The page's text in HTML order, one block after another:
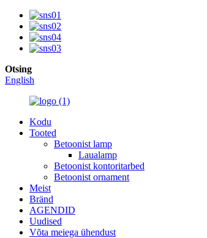
Otsing
English
Kodu
Tooted
Betoonist lamp
Laualamp
Betoonist kontoritarbed
Betoonist ornament
Meist
Bränd
AGENDID
Uudised
Võta meiega ühendust